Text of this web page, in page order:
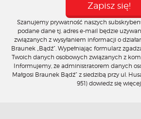
Szanujemy prywatność naszych
podane dane tj. adres e-mail będzie
związanych z wysyłaniem informacji o
Braunek „Bądź”. Wypełniając formularz
Twoich danych osobowych związanych z
Informujemy, że administratorem danych
Małgosi Braunek Bądź” z siedzibą przy ul.
951) dowiedz się więcej